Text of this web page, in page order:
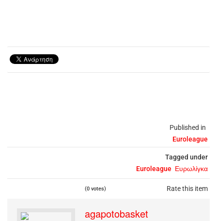
Published in
Euroleague
Tagged under
Euroleague Ευρωλίγκα
Rate this item
(0 votes)
agapotobasket